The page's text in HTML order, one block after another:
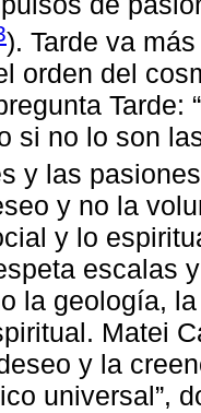
). Tarde va
orden del
Tarde:
si no lo son
y las
y no la
y lo
escalas
la geología,
Matei
y la
universal”,